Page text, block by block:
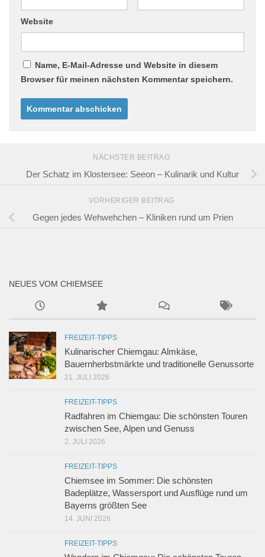
Website
Name, E-Mail-Adresse und Website in diesem
Browser für meinen nächsten Kommentar speichern.
NÄCHSTER BEITRAG
Der Schatz im Klostersee: Seeon – Kulinarik und Kultur
VORHERIGER BEITRAG
Gegen jedes Wehwehchen – Kliniken rund um Prien
NEUES VOM CHIEMSEE
FREIZEIT-TIPPS
Kulinarischer Chiemgau: Almkäse,
Bauernherbstmärkte und traditionelle Genussorte
21. JULI 2026
FREIZEIT-TIPPS
Radfahren im Chiemgau: Die schönsten Touren
zwischen See, Alpen und Genuss
2. JULI 2026
FREIZEIT-TIPPS
Chiemsee im Sommer: Die schönsten
Badeplätze, Wassersport und Ausflüge rund um
Bayerns größten See
14. JUNI 2026
FREIZEIT-TIPPS